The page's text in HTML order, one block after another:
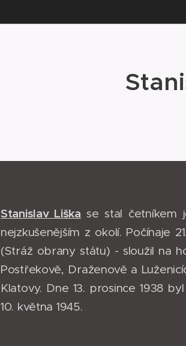
Stanislav Liška se stal četníkem
nejzkušenějším z okolí. Počínaje
(Stráž obrany státu) - sloužil na
Postřekově, Draženově a
Klatovy. Dne 13. prosince 1938
10. května 1945.